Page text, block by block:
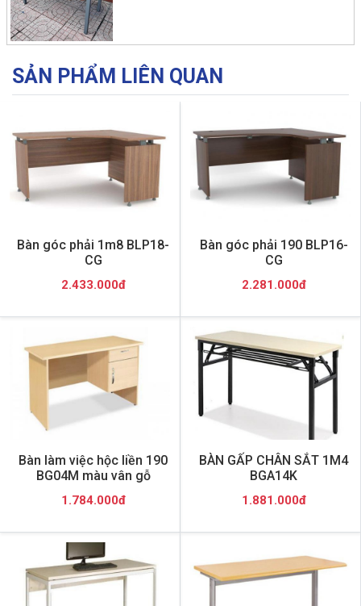
SẢN PHẨM LIÊN QUAN
Bàn góc phải 1m8 BLP18-
CG
2.433.000đ
Bàn góc phải 190 BLP16-
CG
2.281.000đ
Bàn làm việc hộc liền 190
BG04M màu vân gỗ
1.784.000đ
BÀN GẤP CHÂN SẮT 1M4
BGA14K
1.881.000đ